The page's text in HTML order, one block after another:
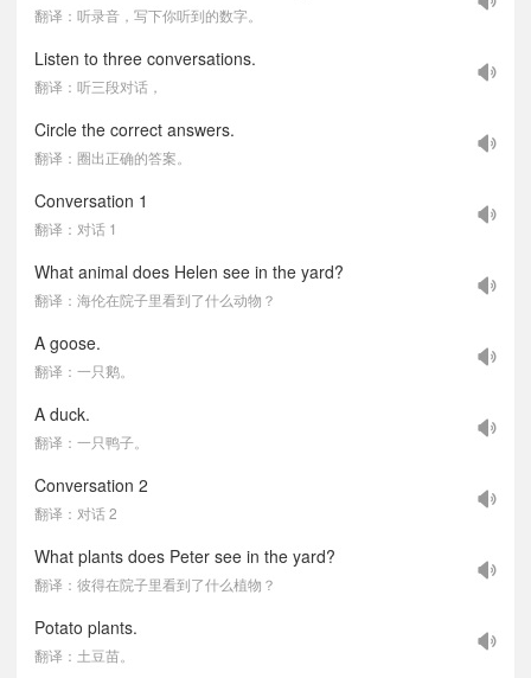
翻译：听录音，写下你听到的数字。
Listen to three conversations.
翻译：听三段对话，
Circle the correct answers.
翻译：圈出正确的答案。
Conversation 1
翻译：对话 1
What animal does Helen see in the yard?
翻译：海伦在院子里看到了什么动物？
A goose.
翻译：一只鹅。
A duck.
翻译：一只鸭子。
Conversation 2
翻译：对话 2
What plants does Peter see in the yard?
翻译：彼得在院子里看到了什么植物？
Potato plants.
翻译：土豆苗。